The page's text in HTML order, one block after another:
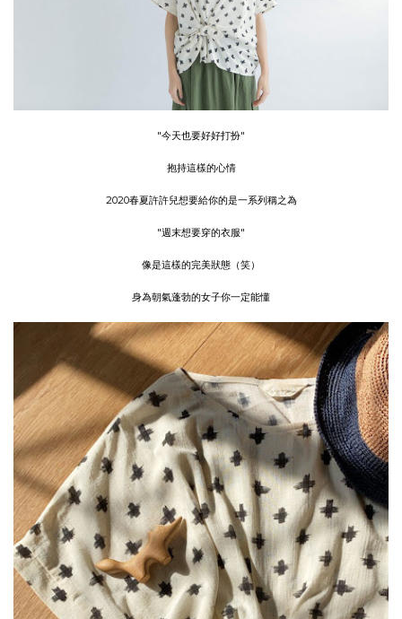
"今天也要好好打扮"
抱持這樣的心情
2020春夏許許兒想要給你的是一系列稱之為
"週末想要穿的衣服"
像是這樣的完美狀態（笑）
身為朝氣蓬勃的女子你一定能懂